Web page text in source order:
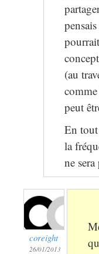
(au
peut
En tout
la
ne
coreight
26/01/2013